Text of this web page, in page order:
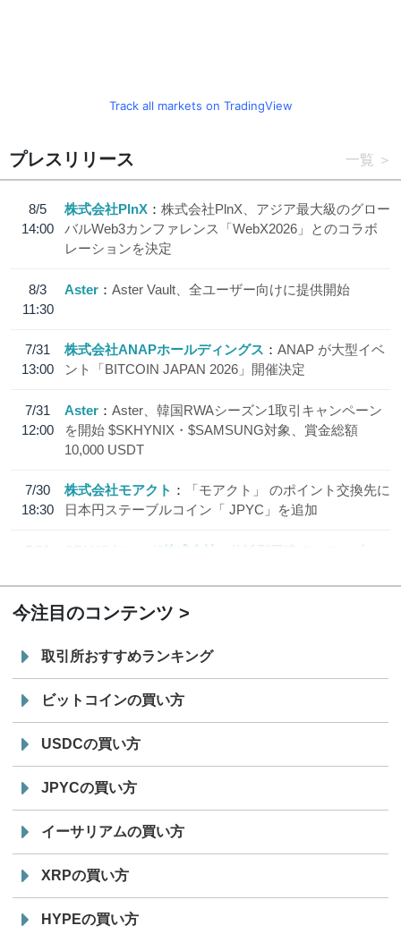
Track all markets on TradingView
プレスリリース 一覧
8/5
14:00
株式会社PlnX
株式会社PlnX、アジア最大級のグロー
バルWeb3カンファレンス「WebX2026」とのコラボ
レーションを決定
8/3
11:30
Aster Aster Vault、全ユーザー向けに提供開始
7/31
13:00
株式会社ANAPホールディングス
ANAP が大型イベ
ント「BITCOIN JAPAN 2026」開催決定
7/31
12:00
Aster
Aster、韓国RWAシーズン1取引キャンペーン
を開始 $SKHYNIX・$SAMSUNG対象、賞金総額
10,000 USDT
7/30
18:30
株式会社モアクト
「モアクト」 のポイント交換先に
日本円ステーブルコイン「 JPYC」を追加
7/29
SBI VCトレード株式会社
信託型円建てステーブル
今注目のコンテンツ
取引所おすすめランキング
ビットコインの買い方
USDCの買い方
JPYCの買い方
イーサリアムの買い方
XRPの買い方
HYPEの買い方